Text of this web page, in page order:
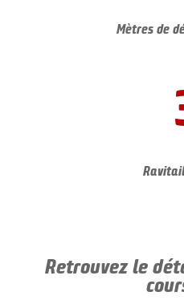
Mètres de
Retrouvez le